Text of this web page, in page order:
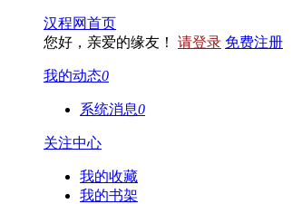
汉程网首页
您好，亲爱的缘友！ 请登录 免费注册
我的动态0
系统消息0
关注中心
我的收藏
我的书架